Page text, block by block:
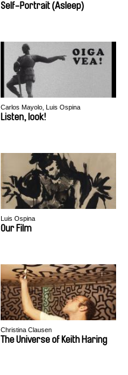
Self-Portrait (Asleep)
Carlos Mayolo, Luis Ospina
Listen, look!
Luis Ospina
Our Film
Christina Clausen
The Universe of Keith Haring